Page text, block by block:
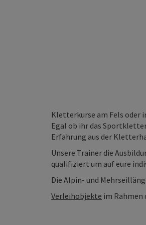
Kletterkurse am Fels oder
Egal ob ihr das
Erfahrung aus der
Unsere Trainer die
qualifiziert um auf eure
Die Alpin- und
Verleihobjekte im